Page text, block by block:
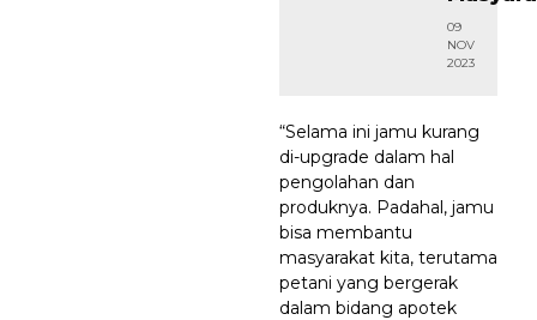
09
NOV
2023
“Selama ini jamu kurang
di-upgrade dalam hal
pengolahan dan
produknya. Padahal, jamu
bisa membantu
masyarakat kita, terutama
petani yang bergerak
dalam bidang apotek